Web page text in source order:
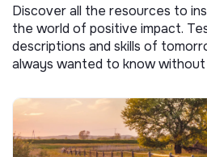
Discover all the resources to
the world of positive impact.
descriptions and skills of
always wanted to know without